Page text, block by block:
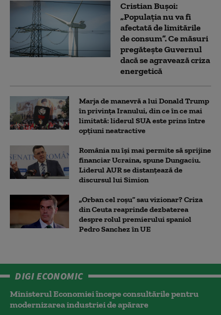
Cristian Bușoi:
„Populația nu va fi
afectată de limitările
de consum”. Ce măsuri
pregătește Guvernul
dacă se agravează criza
energetică
Marja de manevră a lui Donald Trump
în privința Iranului, din ce în ce mai
limitată: liderul SUA este prins între
opțiuni neatractive
România nu își mai permite să sprijine
financiar Ucraina, spune Dungaciu.
Liderul AUR se distanțează de
discursul lui Simion
„Orban cel roșu” sau vizionar? Criza
din Ceuta reaprinde dezbaterea
despre rolul premierului spaniol
Pedro Sanchez în UE
DIGI ECONOMIC
Ministerul Economiei începe consultările pentru
modernizarea industriei de apărare